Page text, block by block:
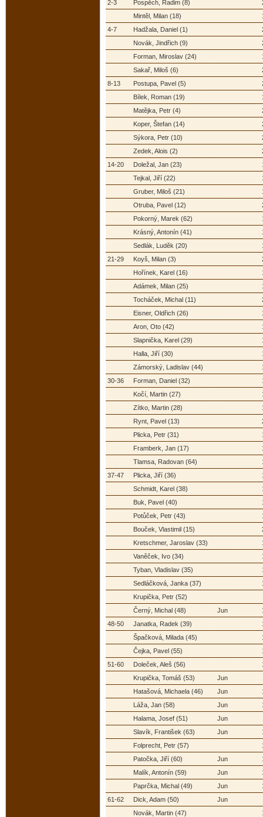
2-3 Pospěch, Radim (8)
Mintěl, Milan (18)
4-7
Hadžala, Daniel (1)
Novák, Jindřich (9)
Forman, Miroslav (24)
Sakař, Miloš (6)
8-13
Postupa, Pavel (5)
Bílek, Roman (19)
Matějka, Petr (4)
Koper, Štefan (14)
Sýkora, Petr (10)
Zedek, Alois (2)
14-20
Doležal, Jan (23)
Tejkal, Jiří (22)
Gruber, Miloš (21)
Otruba, Pavel (12)
Pokorný, Marek (62)
Krásný, Antonín (41)
Sedlák, Luděk (20)
21-29
Koyš, Milan (3)
Hořínek, Karel (16)
Adámek, Milan (25)
Tocháček, Michal (11)
Eisner, Oldřich (26)
Aron, Oto (42)
Slapnička, Karel (29)
Halla, Jiří (30)
Zámorský, Ladislav (44)
30-36
Forman, Daniel (32)
Kočí, Martin (27)
Zítko, Martin (28)
Rynt, Pavel (13)
Plicka, Petr (31)
Framberk, Jan (17)
Tlamsa, Radovan (64)
37-47
Plicka, Jiří (36)
Schmidt, Karel (38)
Buk, Pavel (40)
Potůček, Petr (43)
Bouček, Vlastimil (15)
Kretschmer, Jaroslav (33)
Vaněček, Ivo (34)
Tyban, Vladislav (35)
Sedláčková, Janka (37)
Krupička, Petr (52)
Černý, Michal (48)
Jun
48-50
Janatka, Radek (39)
Špačková, Milada (45)
Čejka, Pavel (55)
51-60
Doleček, Aleš (56)
Krupička, Tomáš (53)
Jun
Hatašová, Michaela (46)
Jun
Láža, Jan (58)
Jun
Halama, Josef (51)
Jun
Slavík, František (63)
Jun
Folprecht, Petr (57)
Patočka, Jiří (60)
Jun
Malík, Antonín (59)
Jun
Paprčka, Michal (49)
Jun
61-62
Dick, Adam (50) Jun
Novák, Martin (47)